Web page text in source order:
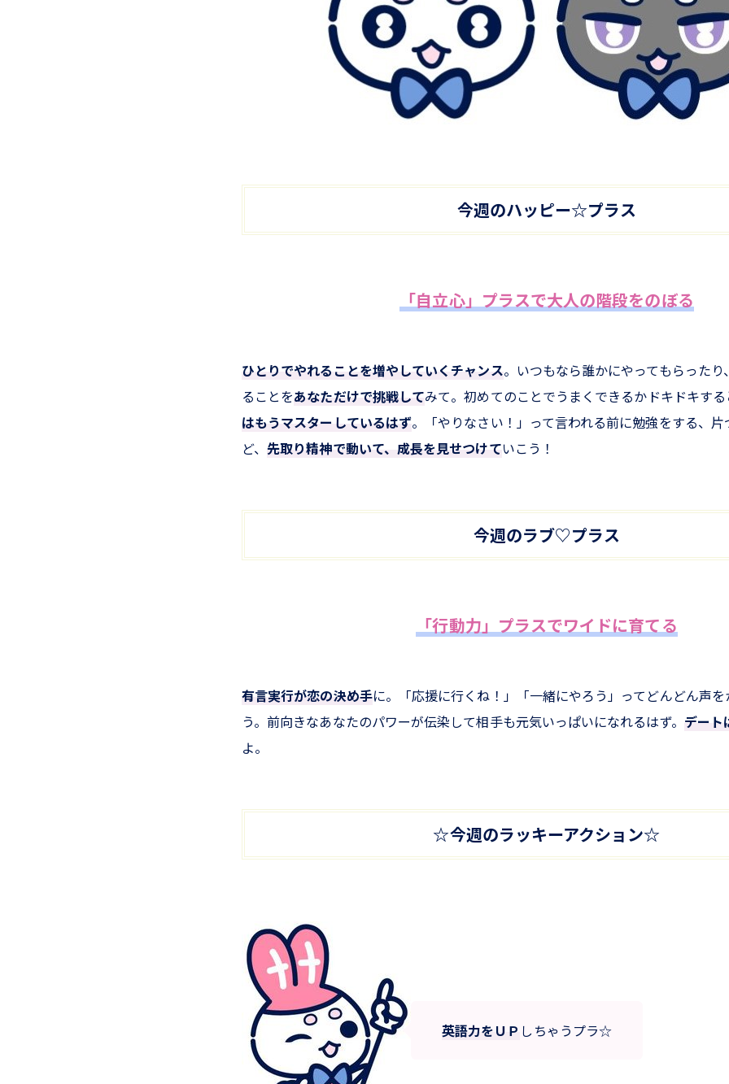
今週のハッピー☆プラス
「自立心」プラスで大人の階段をのぼる
ひとりでやれることを増やしていくチャンス。いつもなら誰かにやってもらった
ることをあなただけで挑戦してみて。初めてのことでうまくできるかドキドキす
はもうマスターしているはず。「やりなさい！」って言われる前に勉強をする、
ど、先取り精神で動いて、成長を見せつけていこう！
今週のラブ♡プラス
「行動力」プラスでワイドに育てる
有言実行が恋の決め手に。「応援に行くね！」「一緒にやろう」ってどんどん声
う。前向きなあなたのパワーが伝染して相手も元気いっぱいになれるはず。 デート
よ。
☆今週のラッキーアクション☆
英語力をＵＰ しちゃうプラ☆